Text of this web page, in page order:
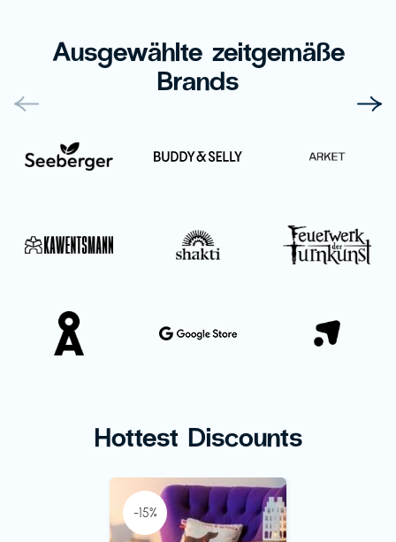
Ausgewählte zeitgemäße
Brands
Hottest Discounts
-15%